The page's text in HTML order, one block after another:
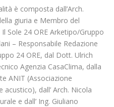
è composta dall’Arch.
giuria e Membro del
Sole 24 ORE Arketipo/Gruppo
– Responsabile Redazione
24 ORE, dal Dott. Ulrich
Agenzia CasaClima, dalla
ANIT (Associazione
dall’ Arch. Nicola
e dall’ Ing. Giuliano